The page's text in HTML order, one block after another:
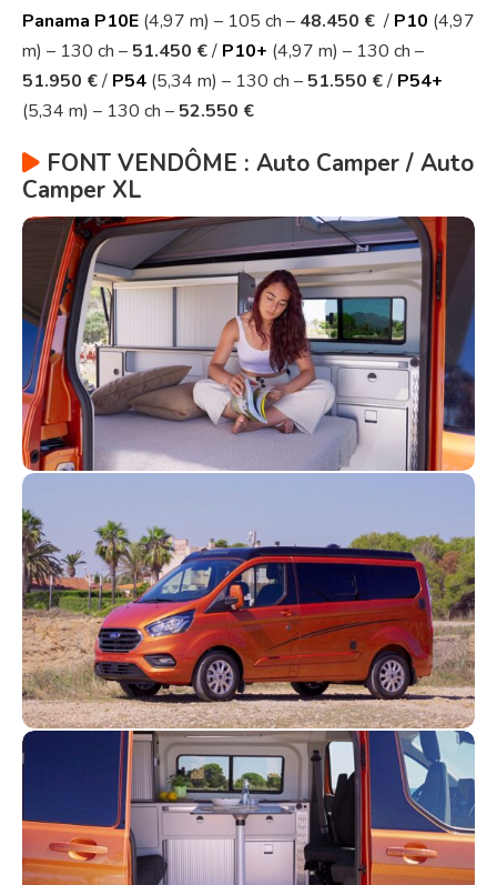
Panama P10E (4,97 m) – 105 ch – 48.450 € / P10 (4,97
m) – 130 ch – 51.450 €/ P10+ (4,97 m) – 130 ch –
51.950 €/ P54 (5,34 m) – 130 ch – 51.550 €/ P54+
(5,34 m) – 130 ch – 52.550 €
FONT VENDÔME : Auto Camper / Auto
Camper XL